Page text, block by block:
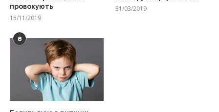
провокують
15/11/2019
31/03/2019
8